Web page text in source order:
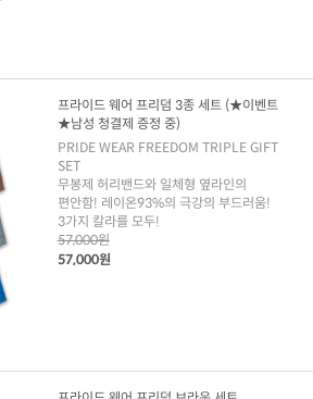
프라이드 웨어 프리덤 3종 세트 (★이벤트
★남성 청결제 증정 중)
PRIDE WEAR FREEDOM TRIPLE GIFT
SET
무봉제 허리밴드와 일체형 옆라인의
편안함! 레이온93%의 극강의 부드러움!
3가지 칼라를 모두!
57,000원
57,000원